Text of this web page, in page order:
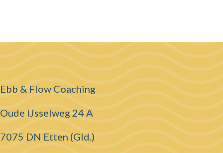
Ebb & Flow Coaching
Oude IJsselweg 24 A
7075 DN Etten (Gld.)